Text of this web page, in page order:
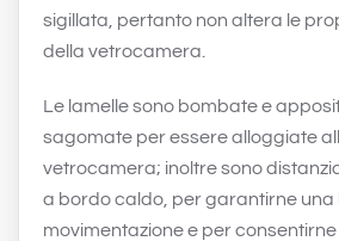
sigillata, pertanto non altera le
della vetrocamera.
Le lamelle sono bombate e
sagomate per essere alloggiate
vetrocamera; inoltre sono
a bordo caldo, per garantirne una
movimentazione e per